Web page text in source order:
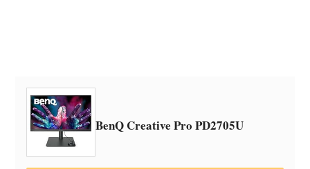
BenQ Creative Pro PD2705U